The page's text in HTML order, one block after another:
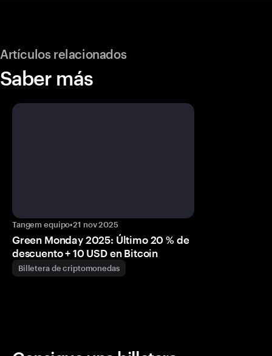
Artículos relacionados
Saber más
Tangem equipo•21 nov 2025
Green Monday 2025: Último 20 % de
descuento + 10 USD en Bitcoin
Billetera de criptomonedas